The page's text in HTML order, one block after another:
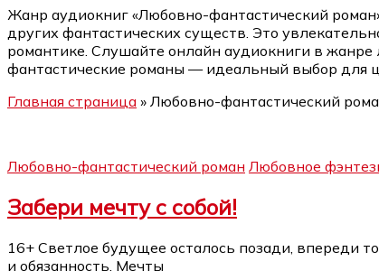
Жанр аудиокниг «Любовно-фантастический
других фантастических существ. Это
романтике. Слушайте онлайн аудиокниги в
фантастические романы — идеальный выбор для
Главная страница » Любовно-фантастический
Любовно-фантастический роман Любовное
Забери мечту с собой!
16+ Светлое будущее осталось позади, впереди
и обязанность. Мечты